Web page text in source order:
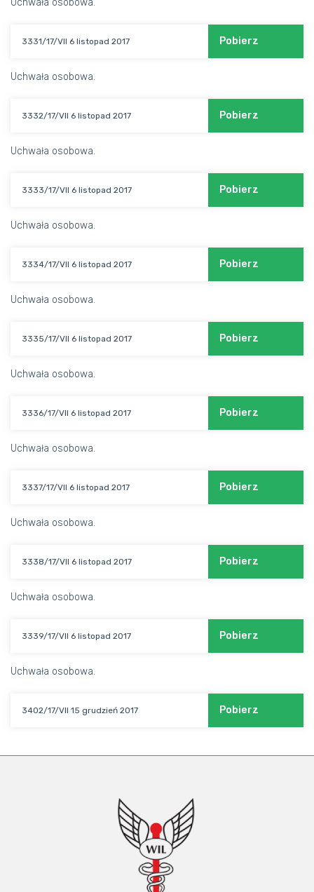
Uchwała osobowa.
3331/17/VII 6 listopad 2017 Pobierz
Uchwała osobowa.
3332/17/VII 6 listopad 2017 Pobierz
Uchwała osobowa.
3333/17/VII 6 listopad 2017 Pobierz
Uchwała osobowa.
3334/17/VII 6 listopad 2017 Pobierz
Uchwała osobowa.
3335/17/VII 6 listopad 2017 Pobierz
Uchwała osobowa.
3336/17/VII 6 listopad 2017 Pobierz
Uchwała osobowa.
3337/17/VII 6 listopad 2017 Pobierz
Uchwała osobowa.
3338/17/VII 6 listopad 2017 Pobierz
Uchwała osobowa.
3339/17/VII 6 listopad 2017 Pobierz
Uchwała osobowa.
3402/17/VII 15 grudzień 2017 Pobierz